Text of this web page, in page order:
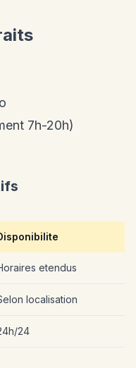
7h-20h)
etendus
localisation
24